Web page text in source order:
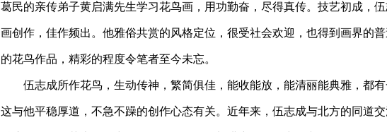
葛民的亲传弟子黄启满先生学习花鸟画，用功勤奋，尽得真传。技艺初成，
画创作，佳作频出。他雅俗共赏的风格定位，很受社会欢迎，也得到画界的
的花鸟作品，精彩的程度令笔者至今未忘。
伍志成所作花鸟，生动传神，繁简俱佳，能收能放，能清丽能典雅，都有
这与他平稳厚道，不急不躁的创作心态有关。近年来，伍志成与北方的同道